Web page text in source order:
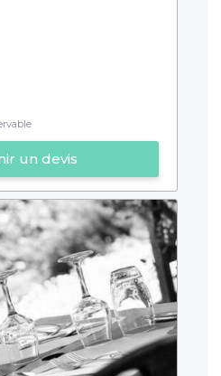
un devis